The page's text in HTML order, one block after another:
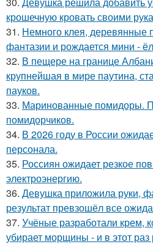
крошечную кровать своими
31. Немного клея, деревянные
фантазии и рождается мини -
32. В пещере на границе
крупнейшая в мире паутина,
пауков.
33. Маринованные помидоры.
помидорчиков.
34. В 2026 году в России
персонала.
35. Россиян ожидает резкое
электроэнергию.
36. Девушка приложила руки,
результат превзошёл все
37. Учёные разработали крем,
убирает морщины - и в этот